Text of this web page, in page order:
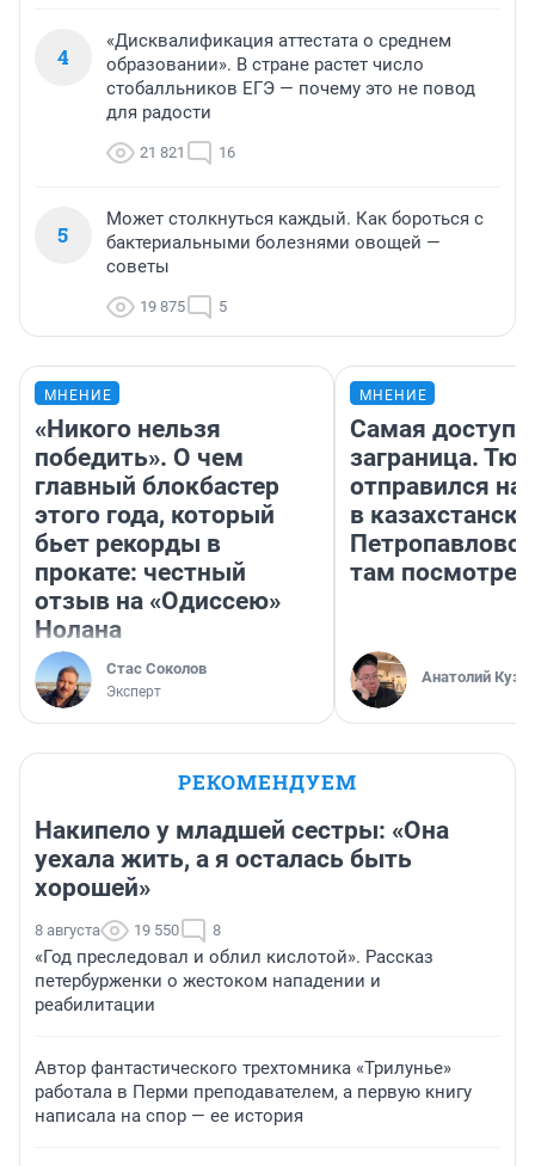
4
«Дисквалификация аттестата о среднем
образовании». В стране растет число
стобалльников ЕГЭ — почему это не повод
для радости
21 821 16
5
Может столкнуться каждый. Как бороться с
бактериальными болезнями овощей —
советы
19 875 5
МНЕНИЕ
«Никого нельзя
победить». О чем
главный блокбастер
этого года, который
бьет рекорды в
прокате: честный
отзыв на «Одиссею»
Нолана
Стас Соколов
Эксперт
МНЕНИЕ
Самая
заграница.
отправился
в
там
Анатолий
РЕКОМЕНДУЕМ
Накипело у младшей сестры: «Она
уехала жить, а я осталась быть
хорошей»
8 августа 19 550 8
«Год преследовал и облил кислотой». Рассказ
петербурженки о жестоком нападении и
реабилитации
Автор фантастического трехтомника «Трилунье»
работала в Перми преподавателем, а первую книгу
написала на спор — ее история